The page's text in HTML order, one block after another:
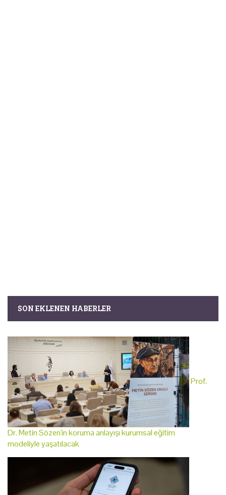
SON EKLENEN HABERLER
Prof.
Dr. Metin Sözen'in koruma anlayışı kurumsal eğitim
modeliyle yaşatılacak